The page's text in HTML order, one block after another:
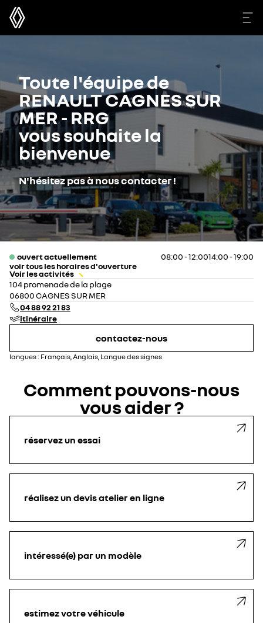
Toute l'équipe de
RENAULT CAGNES SUR
MER - RRG
vous souhaite la
bienvenue
N'hésitez pas à nous contacter !
ouvert actuellement 08:00 - 12:0014:00 - 19:00
voir tous les horaires d'ouverture
lundi
mardi
mercredi
jeudi
vendredi
Voir les activités
104 promenade de la plage
06800 CAGNES SUR MER
04 88 92 21 83
itinéraire
contactez-nous
langues : Français, Anglais, Langue des signes
Comment pouvons-nous
vous aider ?
réservez un essai
réalisez un devis atelier en ligne
intéressé(e) par un modèle
estimez votre véhicule